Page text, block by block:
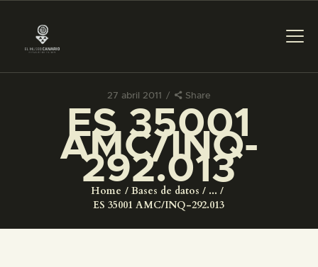
27 abril 2011 Share
ES 35001
AMC/INQ-
292.013
Home Bases de datos
...
ES 35001 AMC/INQ-292.013
PREPARAR LA VISITA
ACTIVIDADES